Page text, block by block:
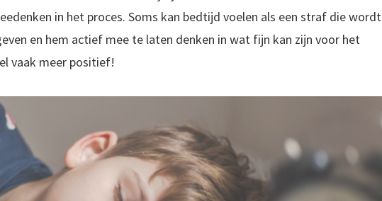
in het proces. Soms kan bedtijd voelen als een straf die wordt
en hem actief mee te laten denken in wat fijn kan zijn voor het
vaak meer positief!